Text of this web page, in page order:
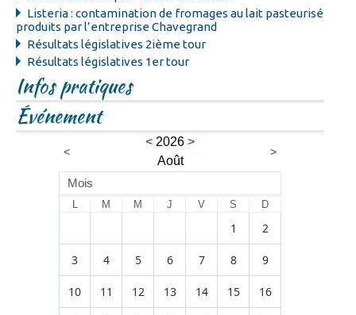
Listeria : contamination de fromages au lait pasteurisé
produits par l’entreprise Chavegrand
Résultats législatives 2ième tour
Résultats législatives 1er tour
Infos pratiques
Événement
<
< 2026 >
Août
>
Mois
L M M J V S D
1 2
3 4 5 6 7 8 9
10 11 12 13 14 15 16